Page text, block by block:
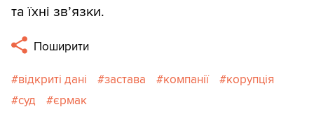
та їхні зв’язки.
Поширити
відкриті дані застава компанії
корупція
суд
єрмак